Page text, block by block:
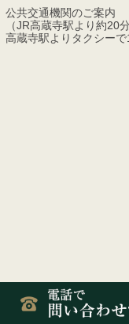
公共交通機関のご案内
（JR高蔵寺駅より約20分
高蔵寺駅よりタクシーで